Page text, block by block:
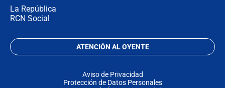
La República
RCN Social
ATENCIÓN AL OYENTE
Aviso de Privacidad
Protección de Datos Personales